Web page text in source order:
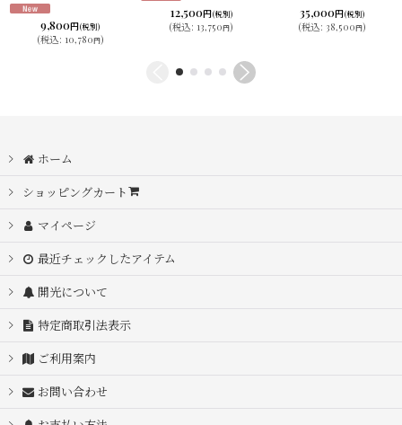
9,800円(税別)
(税込: 10,780円)
12,500円(税別)
(税込: 13,750円)
35,000円(税別)
(税込: 38,500円)
ホーム
ショッピングカート
マイページ
最近チェックしたアイテム
開光について
特定商取引法表示
ご利用案内
お問い合わせ